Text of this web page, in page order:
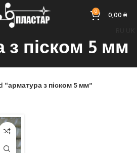
0 0,00₴
з піском 5 мм
“арматура з піском 5 мм”